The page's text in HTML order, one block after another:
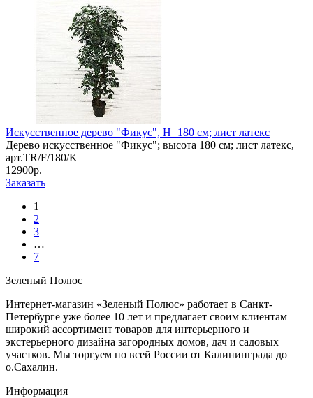
Искусственное дерево "Фикус", Н=180 см; лист латекс
Дерево искусственное "Фикус"; высота 180 см; лист латекс,
арт.TR/F/180/K
12900р.
Заказать
1
2
3
…
7
Зеленый Полюс
Интернет-магазин «Зеленый Полюс» работает в Санкт-
Петербурге уже более 10 лет и предлагает своим клиентам
широкий ассортимент товаров для интерьерного и
экстерьерного дизайна загородных домов, дач и садовых
участков. Мы торгуем по всей России от Калининграда до
о.Сахалин.
Информация